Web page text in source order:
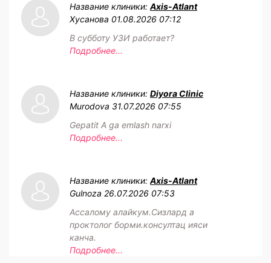
Название клиники: Axis-Atlant
Хусанова 01.08.2026 07:12
В субботу УЗИ работает?
Подробнее...
Название клиники: Diyora Clinic
Murodova 31.07.2026 07:55
Gepatit A ga emlash narxi
Подробнее...
Название клиники: Axis-Atlant
Gulnoza 26.07.2026 07:53
Ассалому алайкум.Сизлард а
проктолог борми.консултац ияси
канча.
Подробнее...